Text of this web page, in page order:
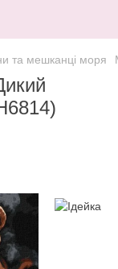
та мешканці моря